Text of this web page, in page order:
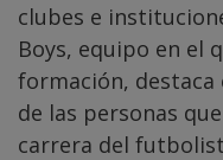
clubes e
Boys, equipo en el
formación, destaca
de las personas
carrera del